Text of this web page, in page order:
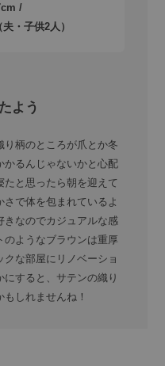
/
・子供2人）
よう
り柄のところが爪とか冬
かるんじゃないかと心配
たと思ったら朝を迎えて
で体を包まれているよ
きなのでカジュアルな感
のようなブラウンは重厚
な部屋にリノベーショ
すると、サテンの織り
しれませんね！